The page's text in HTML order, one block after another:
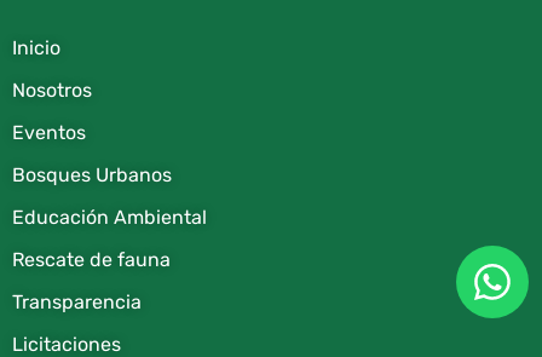
Inicio
Nosotros
Eventos
Bosques Urbanos
Educación Ambiental
Rescate de fauna​
Transparencia
Licitaciones